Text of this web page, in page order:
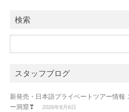
o
k
検索
索:
スタッフブログ
新発売・日本語プライベートツアー情報
ー洞窟❣
2026年8月6日